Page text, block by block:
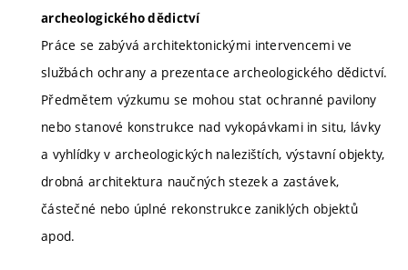
archeologického dědictví
Práce se zabývá architektonickými intervencemi ve
službách ochrany a prezentace archeologického dědictví.
Předmětem výzkumu se mohou stat ochranné pavilony
nebo stanové konstrukce nad vykopávkami in situ, lávky
a vyhlídky v archeologických nalezištích, výstavní objekty,
drobná architektura naučných stezek a zastávek,
částečné nebo úplné rekonstrukce zaniklých objektů
apod.